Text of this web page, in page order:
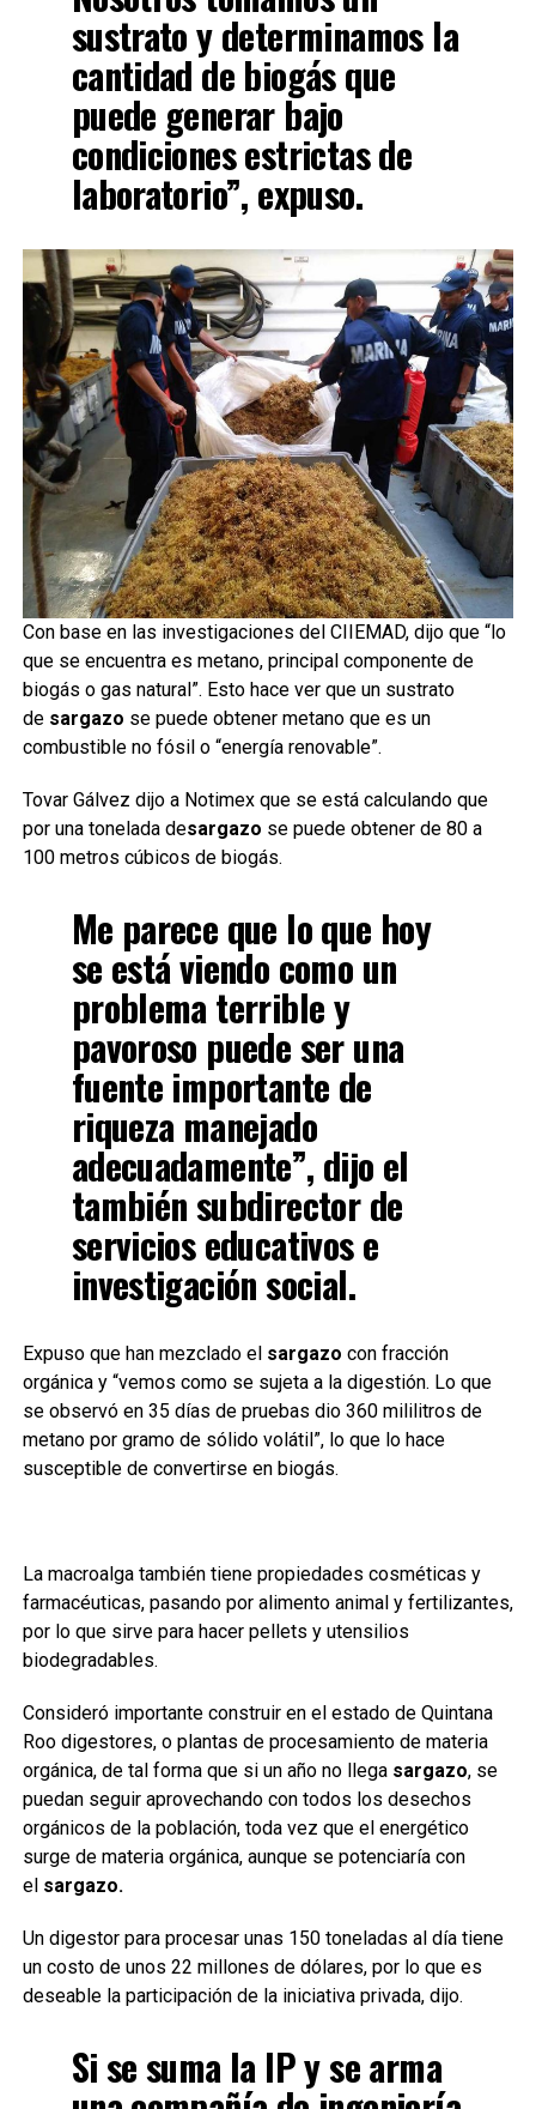
sustrato y determinamos la
cantidad de biogás que
puede generar bajo
condiciones estrictas de
laboratorio”, expuso.
Con base en las investigaciones del CIIEMAD, dijo que “lo
que se encuentra es metano, principal componente de
biogás o gas natural”. Esto hace ver que un sustrato
de sargazo se puede obtener metano que es un
combustible no fósil o “energía renovable”.
Tovar Gálvez dijo a Notimex que se está calculando que
por una tonelada desargazo se puede obtener de 80 a
100 metros cúbicos de biogás.
Me parece que lo que hoy
se está viendo como un
problema terrible y
pavoroso puede ser una
fuente importante de
riqueza manejado
adecuadamente”, dijo el
también subdirector de
servicios educativos e
investigación social.
Expuso que han mezclado elsargazo con fracción
orgánica y “vemos como se sujeta a la digestión. Lo que
se observó en 35 días de pruebas dio 360 mililitros de
metano por gramo de sólido volátil”, lo que lo hace
susceptible de convertirse en biogás.
La macroalga también tiene propiedades cosméticas y
farmacéuticas, pasando por alimento animal y fertilizantes,
por lo que sirve para hacer pellets y utensilios
biodegradables.
Consideró importante construir en el estado de Quintana
Roo digestores, o plantas de procesamiento de materia
orgánica, de tal forma que si un año no llega sargazo, se
puedan seguir aprovechando con todos los desechos
orgánicos de la población, toda vez que el energético
surge de materia orgánica, aunque se potenciaría con
el sargazo.
Un digestor para procesar unas 150 toneladas al día tiene
un costo de unos 22 millones de dólares, por lo que es
deseable la participación de la iniciativa privada, dijo.
Si se suma la IP y se arma